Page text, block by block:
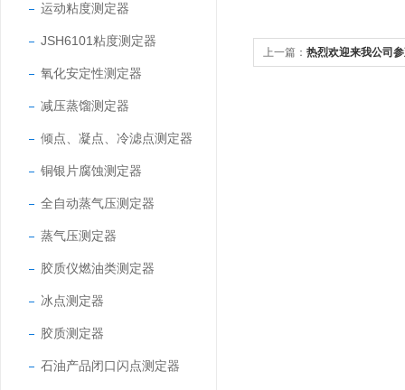
运动粘度测定器
JSH6101粘度测定器
氧化安定性测定器
减压蒸馏测定器
倾点、凝点、冷滤点测定器
铜银片腐蚀测定器
全自动蒸气压测定器
蒸气压测定器
胶质仪燃油类测定器
冰点测定器
胶质测定器
石油产品闭口闪点测定器
上一篇： 热烈欢迎来我公司